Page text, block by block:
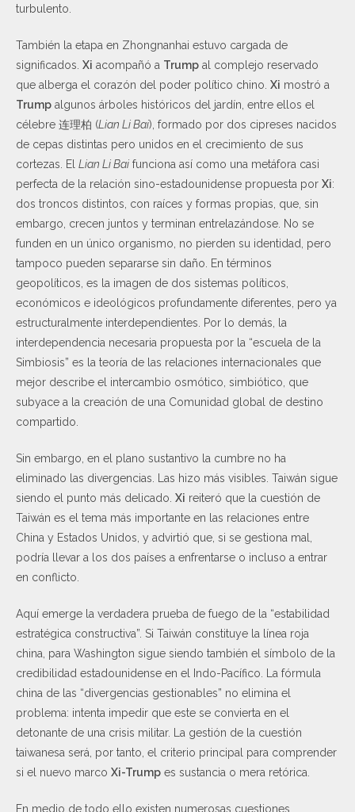
turbulento.
También la etapa en Zhongnanhai estuvo cargada de
significados. Xi acompañó a Trump al complejo reservado
que alberga el corazón del poder político chino. Xi mostró a
Trump algunos árboles históricos del jardín, entre ellos el
célebre 连理柏 (Lian Li Bai), formado por dos cipreses nacidos
de cepas distintas pero unidos en el crecimiento de sus
cortezas. El Lian Li Bai funciona así como una metáfora casi
perfecta de la relación sino-estadounidense propuesta por Xi:
dos troncos distintos, con raíces y formas propias, que, sin
embargo, crecen juntos y terminan entrelazándose. No se
funden en un único organismo, no pierden su identidad, pero
tampoco pueden separarse sin daño. En términos
geopolíticos, es la imagen de dos sistemas políticos,
económicos e ideológicos profundamente diferentes, pero ya
estructuralmente interdependientes. Por lo demás, la
interdependencia necesaria propuesta por la “escuela de la
Simbiosis” es la teoría de las relaciones internacionales que
mejor describe el intercambio osmótico, simbiótico, que
subyace a la creación de una Comunidad global de destino
compartido.
Sin embargo, en el plano sustantivo la cumbre no ha
eliminado las divergencias. Las hizo más visibles. Taiwán sigue
siendo el punto más delicado. Xi reiteró que la cuestión de
Taiwán es el tema más importante en las relaciones entre
China y Estados Unidos, y advirtió que, si se gestiona mal,
podría llevar a los dos países a enfrentarse o incluso a entrar
en conflicto.
Aquí emerge la verdadera prueba de fuego de la “estabilidad
estratégica constructiva”. Si Taiwán constituye la línea roja
china, para Washington sigue siendo también el símbolo de la
credibilidad estadounidense en el Indo-Pacífico. La fórmula
china de las “divergencias gestionables” no elimina el
problema: intenta impedir que este se convierta en el
detonante de una crisis militar. La gestión de la cuestión
taiwanesa será, por tanto, el criterio principal para comprender
si el nuevo marco Xi-Trump es sustancia o mera retórica.
En medio de todo ello existen numerosas cuestiones